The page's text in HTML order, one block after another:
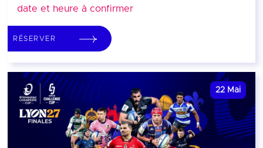
date et heure à confirmer
RÉSERVER
22 Mai